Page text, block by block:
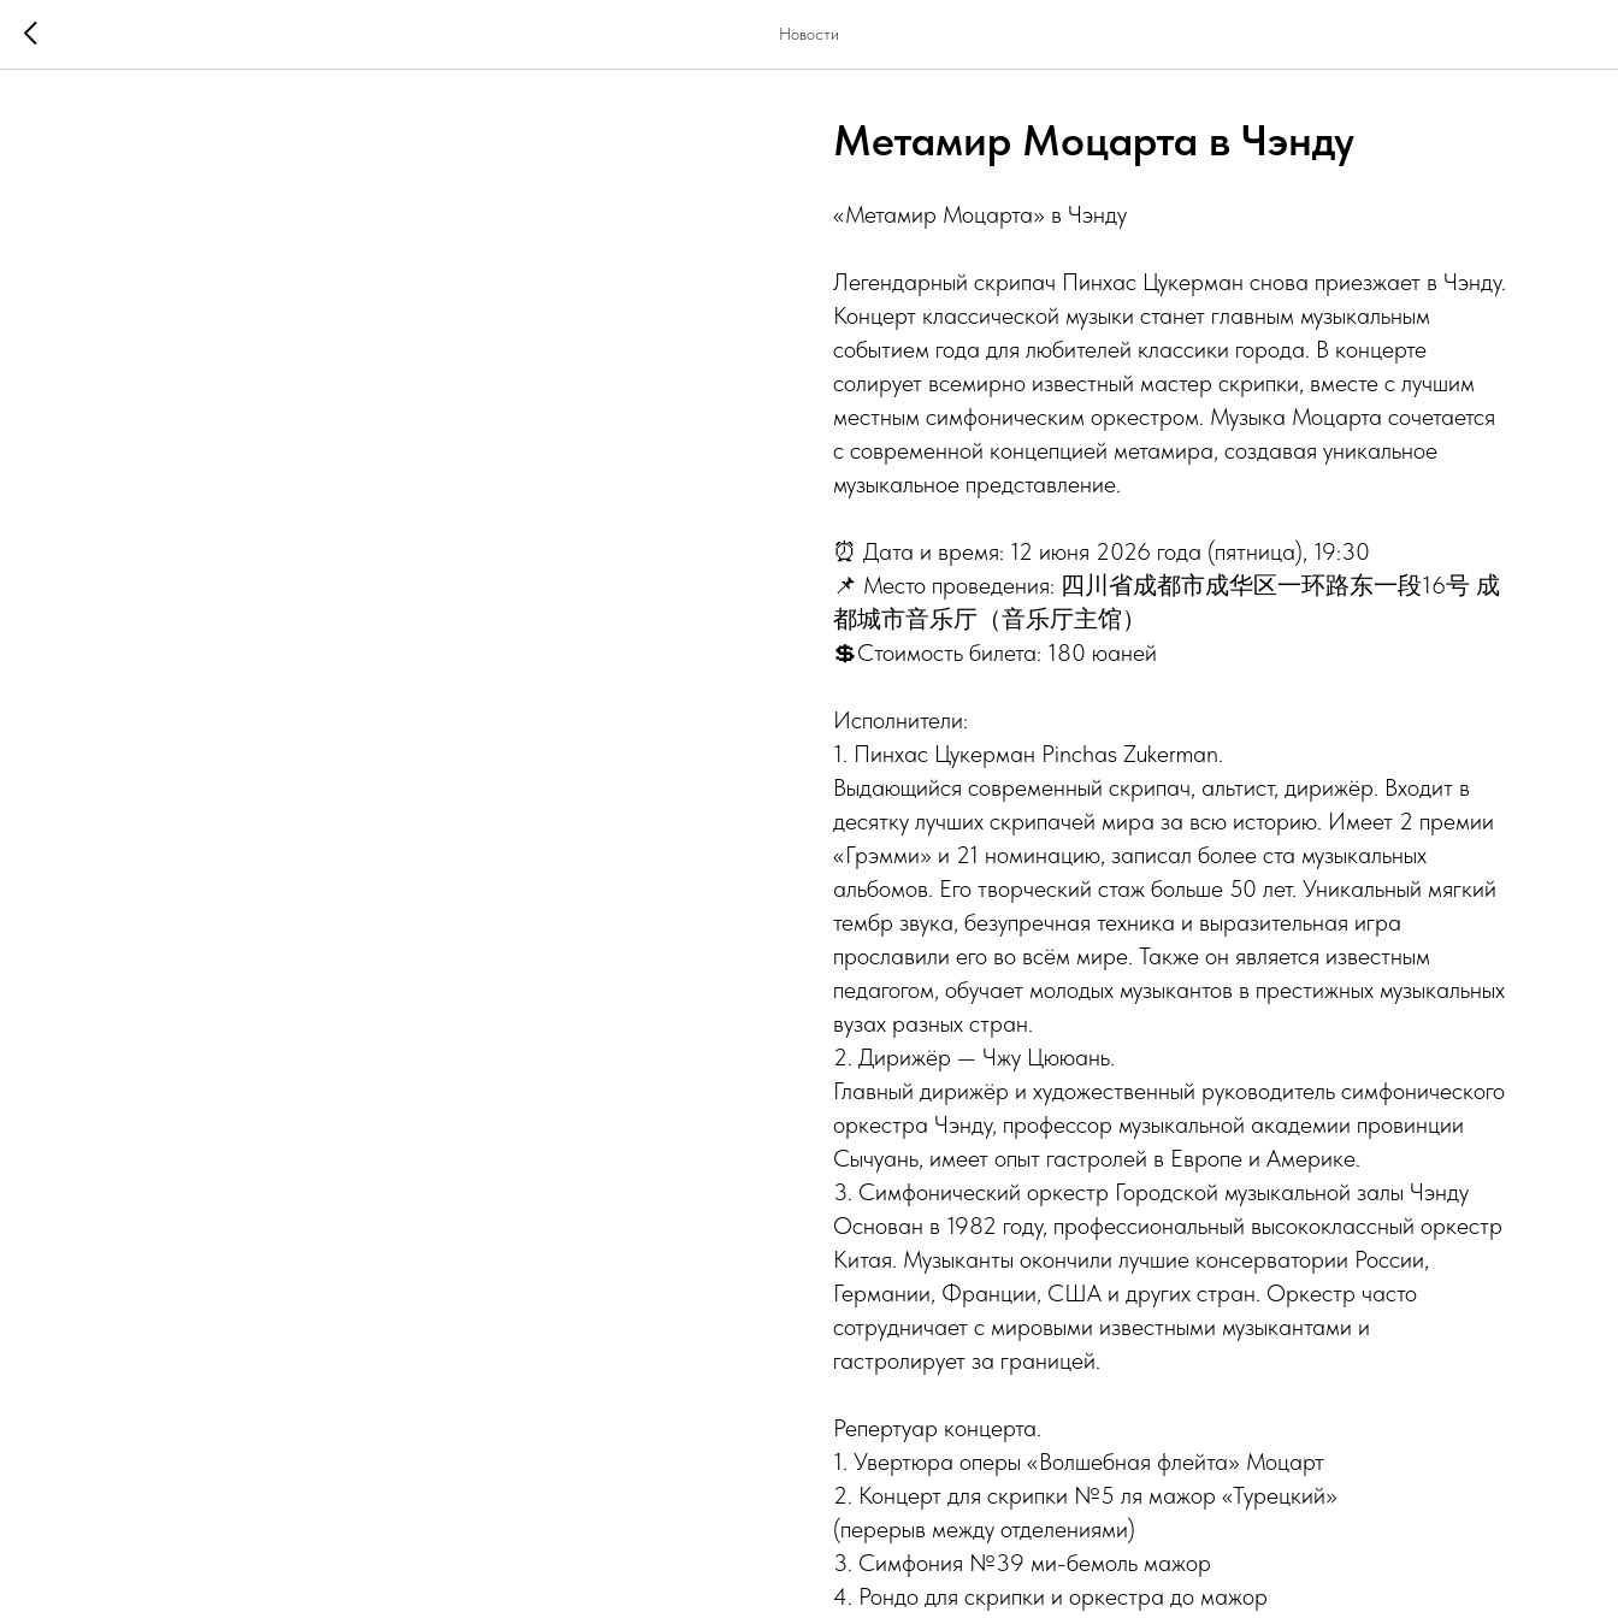
Новости
Метамир Моцарта в Чэнду
«Метамир Моцарта» в Чэнду
Легендарный скрипач Пинхас Цукерман снова приезжает в Чэнду.
Концерт классической музыки станет главным музыкальным
событием года для любителей классики города. В концерте
солирует всемирно известный мастер скрипки, вместе с лучшим
местным симфоническим оркестром. Музыка Моцарта сочетается
с современной концепцией метамира, создавая уникальное
музыкальное представление.
⏰ Дата и время: 12 июня 2026 года (пятница), 19:30
📌 Место проведения: 四川省成都市成华区一环路东一段16号 成
都城市音乐厅（音乐厅主馆）
💲Стоимость билета: 180 юаней
Исполнители:
1. Пинхас Цукерман Pinchas Zukerman.
Выдающийся современный скрипач, альтист, дирижёр. Входит в
десятку лучших скрипачей мира за всю историю. Имеет 2 премии
«Грэмми» и 21 номинацию, записал более ста музыкальных
альбомов. Его творческий стаж больше 50 лет. Уникальный мягкий
тембр звука, безупречная техника и выразительная игра
прославили его во всём мире. Также он является известным
педагогом, обучает молодых музыкантов в престижных музыкальных
вузах разных стран.
2. Дирижёр — Чжу Цююань.
Главный дирижёр и художественный руководитель симфонического
оркестра Чэнду, профессор музыкальной академии провинции
Сычуань, имеет опыт гастролей в Европе и Америке.
3. Симфонический оркестр Городской музыкальной залы Чэнду
Основан в 1982 году, профессиональный высококлассный оркестр
Китая. Музыканты окончили лучшие консерватории России,
Германии, Франции, США и других стран. Оркестр часто
сотрудничает с мировыми известными музыкантами и
гастролирует за границей.
Репертуар концерта.
1. Увертюра оперы «Волшебная флейта» Моцарт
2. Концерт для скрипки №5 ля мажор «Турецкий»
(перерыв между отделениями)
3. Симфония №39 ми-бемоль мажор
4. Рондо для скрипки и оркестра до мажор